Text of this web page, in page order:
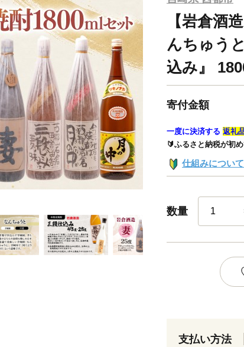
【岩倉酒
んちゅう
込み』
寄付金額
一度に決済する 返礼
🔰ふるさと納税が初
仕組みについ
数量
支払い方法